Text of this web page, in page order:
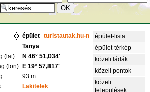
épület
turistautak.hu-n
Tanya
(lat):
N 46° 51,034'
(lon): E 19° 57,817'
93 m
Lakitelek
épület-lista
épület-térkép
közeli ládák
közeli pontok
közeli
települések